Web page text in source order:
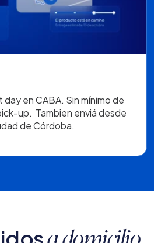
day en CABA. Sin mínimo de
up. Tambien enviá desde
de Córdoba.